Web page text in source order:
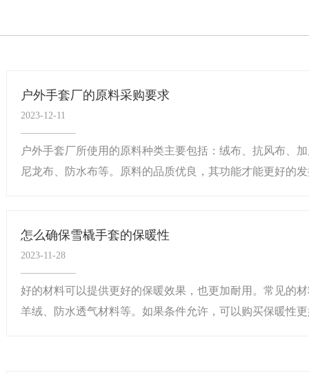
户外手套厂的原料采购要求
2023-12-11
户外手套厂所使用的原料种类主要包括：绒布、抗风布、
尼龙布、防水布等。原料的品质优良，其功能才能更好的发
怎么确保雪橇手套的保暖性
2023-11-28
好的材料可以提供更好的保暖效果，也更加耐用。常见的
羊绒、防水透气材料等。如果条件允许，可以购买保暖性